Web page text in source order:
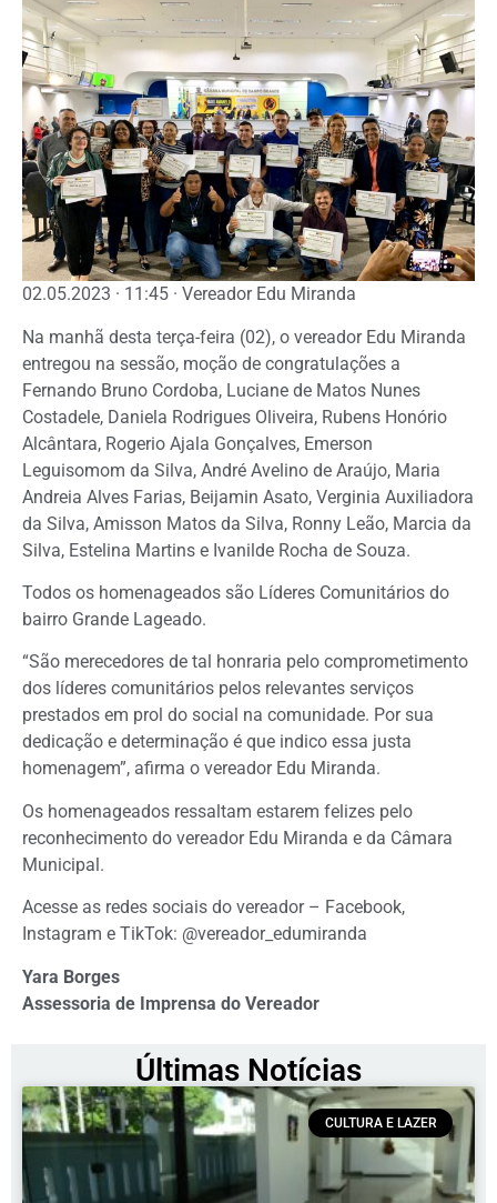
02.05.2023 · 11:45 · Vereador Edu Miranda
Na manhã desta terça-feira (02), o vereador Edu Miranda
entregou na sessão, moção de congratulações a
Fernando Bruno Cordoba, Luciane de Matos Nunes
Costadele, Daniela Rodrigues Oliveira, Rubens Honório
Alcântara, Rogerio Ajala Gonçalves, Emerson
Leguisomom da Silva, André Avelino de Araújo, Maria
Andreia Alves Farias, Beijamin Asato, Verginia Auxiliadora
da Silva, Amisson Matos da Silva, Ronny Leão, Marcia da
Silva, Estelina Martins e Ivanilde Rocha de Souza.
Todos os homenageados são Líderes Comunitários do
bairro Grande Lageado.
“São merecedores de tal honraria pelo comprometimento
dos líderes comunitários pelos relevantes serviços
prestados em prol do social na comunidade. Por sua
dedicação e determinação é que indico essa justa
homenagem”, afirma o vereador Edu Miranda.
Os homenageados ressaltam estarem felizes pelo
reconhecimento do vereador Edu Miranda e da Câmara
Municipal.
Acesse as redes sociais do vereador – Facebook,
Instagram e TikTok: @vereador_edumiranda
Yara Borges
Assessoria de Imprensa do Vereador
Últimas Notícias
CULTURA E LAZER